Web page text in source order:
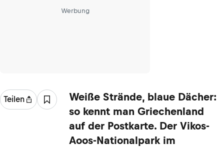
Werbung
Teilen
Weiße Strände, blaue Dächer:
so kennt man Griechenland
auf der Postkarte. Der Vikos-
Aoos-Nationalpark im